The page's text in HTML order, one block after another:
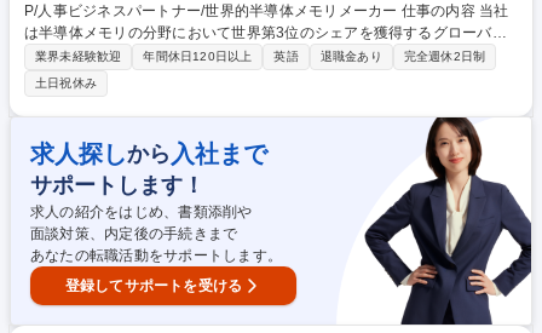
P/人事ビジネスパートナー/世界的半導体メモリメーカー 仕事の内容 当社
は半導体メモリの分野において世界第3位のシェアを獲得するグローバル
メーカーです。今回は、そんな当社の人事ビジネスパートナーとして、下
記の業務をお任せ致します。 【詳細】■戦略的パートナーシップ＆リーダ
ーシップ支援 ■人事プログラムの実施と推進 ■人事オペレーショナルエク
セレンス＆アナリティクス ■コミュニケーション＆文化構築 ■人材管理・
労使関係 募集職種 JR79336【広島】HRBP/人事ビジネスパートナー/世界
的半導体メモリメーカー
業界未経験歓迎 年間休日120日以上 英語 退職金あり
完全週休2日制
土日祝休み
求人探しから 入社まで
サポートします！
求人の紹介をはじめ、書類添削や
面談対策、内定後の手続きまで
あなたの転職活動をサポートします。
登録してサポートを受ける